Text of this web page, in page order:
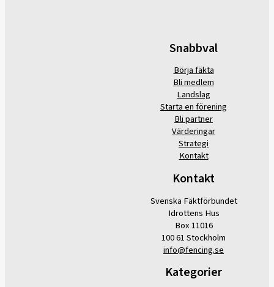
Snabbval
Börja fäkta
Bli medlem
Landslag
Starta en förening
Bli partner
Värderingar
Strategi
Kontakt
Kontakt
Svenska Fäktförbundet
Idrottens Hus
Box 11016
100 61 Stockholm
info@fencing.se
Kategorier